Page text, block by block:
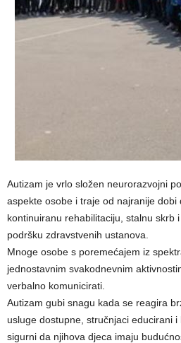
Autizam je vrlo složen neurorazvojni
aspekte osobe i traje od najranije dobi
kontinuiranu rehabilitaciju, stalnu skrb
podršku zdravstvenih ustanova.
Mnoge osobe s poremećajem iz
jednostavnim svakodnevnim
verbalno komunicirati.
Autizam gubi snagu kada se reagira
usluge dostupne, stručnjaci educirani
sigurni da njihova djeca imaju